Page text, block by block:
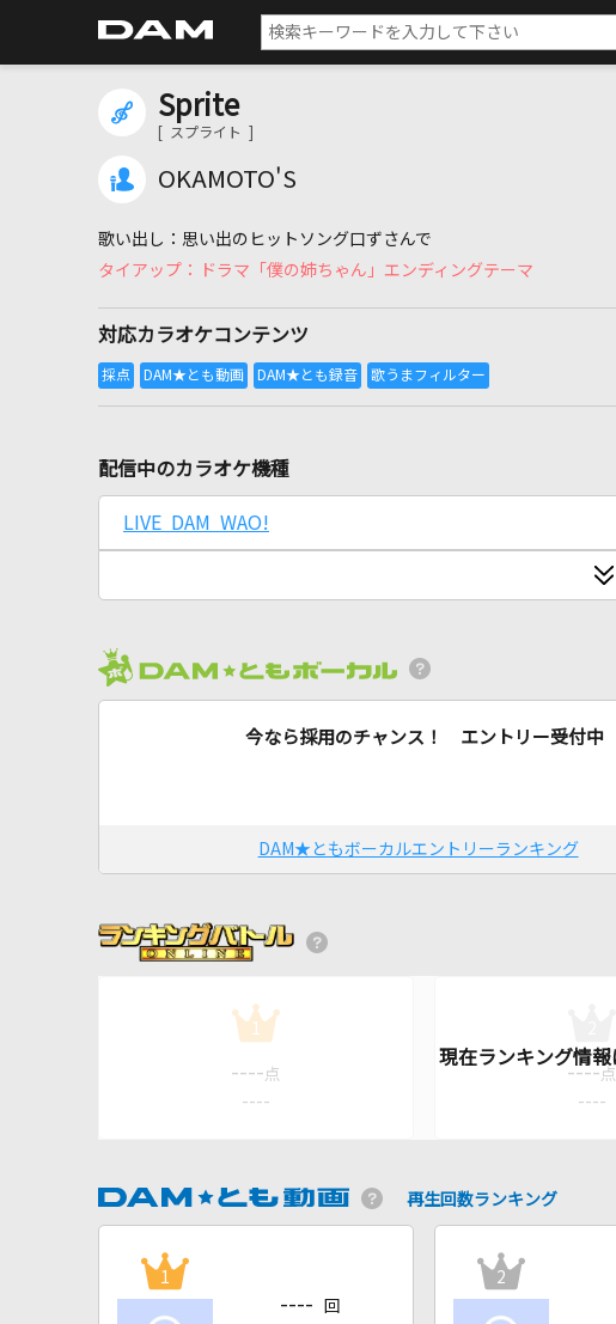
Sprite
[ スプライト ]
OKAMOTO'S
思い出のヒットソング口ずさんで
ドラマ「僕の姉ちゃん」エンディングテーマ
対応カラオケコンテンツ
配信中のカラオケ機種
LIVE DAM WAO!
今なら採用のチャンス！ エントリー受付中
DAM★ともボーカルエントリーランキング
1
---- 点
----
---- 点
----
再生回数ランキング
1
---- 回
2